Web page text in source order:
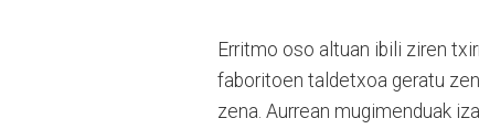
Erritmo oso altuan ibili ziren
faboritoen taldetxoa geratu
zena. Aurrean mugimenduak